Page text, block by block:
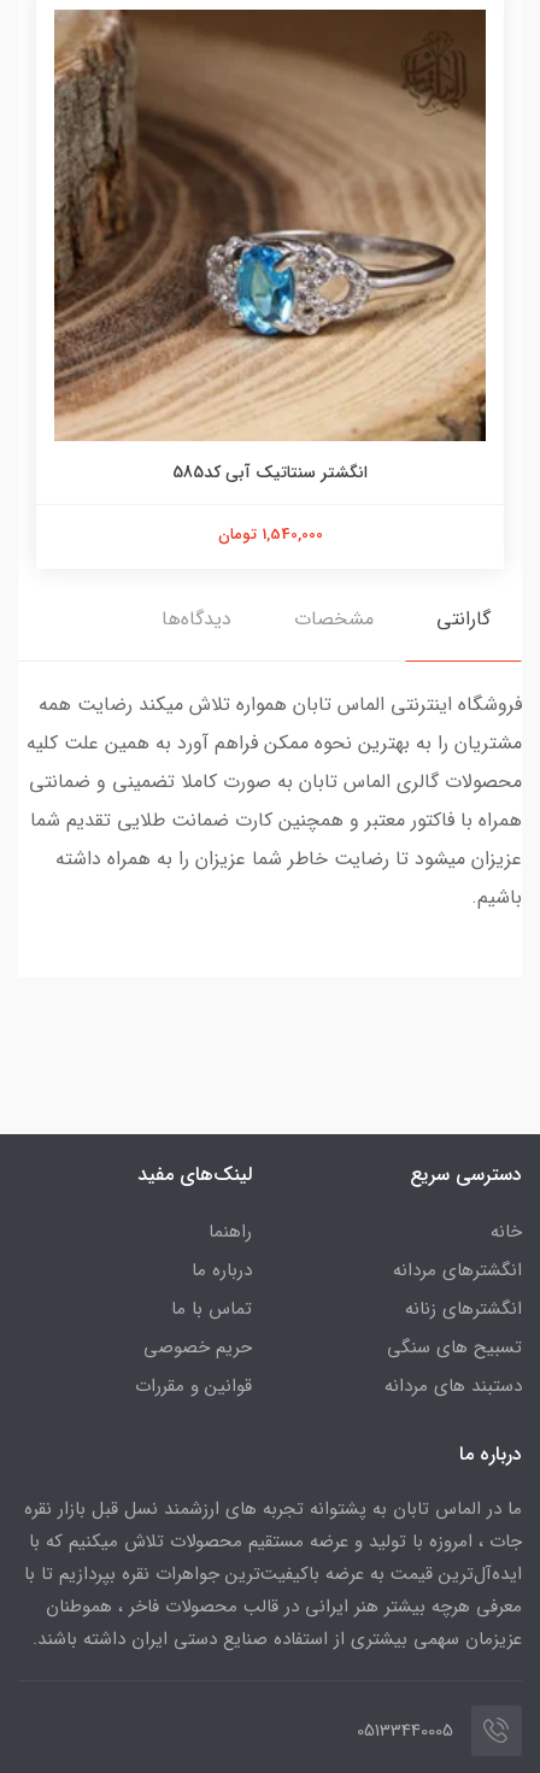
انگشتر سنتاتیک آبی کد585
1,540,000 تومان
گارانتی مشخصات دیدگاه‌ها
فروشگاه اینترنتی الماس تابان همواره تلاش میکند رضایت همه
مشتریان را به بهترین نحوه ممکن فراهم آورد به همین علت کلیه
محصولات گالری الماس تابان به صورت کاملا تضمینی و ضمانتی
همراه با فاکتور معتبر و همچنین کارت ضمانت طلایی تقدیم شما
عزیزان میشود تا رضایت خاطر شما عزیزان را به همراه داشته
باشیم.
دسترسی سریع
خانه
انگشترهای مردانه
انگشترهای زنانه
تسبیح های سنگی
دستبند های مردانه
لینک‌های مفید
راهنما
درباره ما
تماس با ما
حریم خصوصی
قوانین و مقررات
درباره ما
ما در الماس تابان به پشتوانه تجربه های ارزشمند نسل قبل بازار نقره
جات ، امروزه با تولید و عرضه مستقیم محصولات تلاش میکنیم که با
ایده‌آل‌ترین قیمت به عرضه باکیفیت‌ترین جواهرات نقره بپردازیم تا با
معرفی هرچه بیشتر هنر ایرانی در قالب محصولات فاخر ، هموطنان
عزیزمان سهمی بیشتری از استفاده صنایع دستی ایران داشته باشند.
05133440005